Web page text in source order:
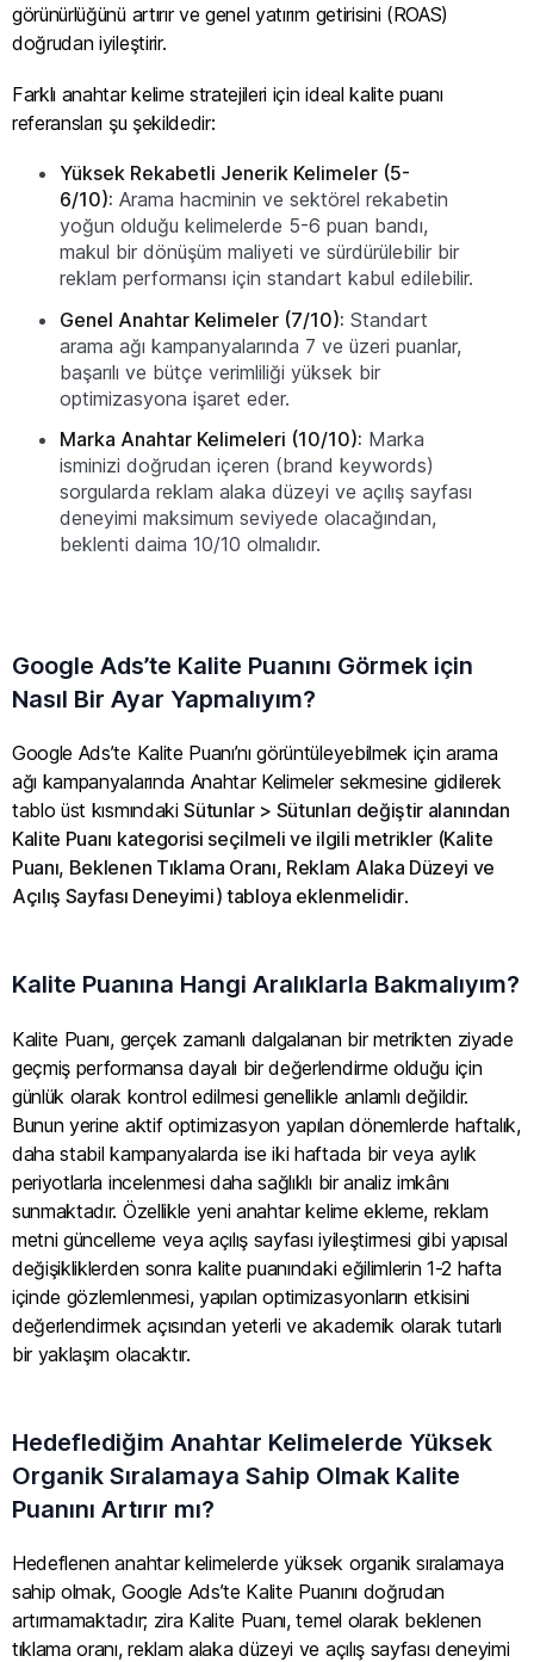
görünürlüğünü artırır ve genel yatırım getirisini (ROAS)
doğrudan iyileştirir.
Farklı anahtar kelime stratejileri için ideal kalite puanı
referansları şu şekildedir:
Yüksek Rekabetli Jenerik Kelimeler (5-
6/10): Arama hacminin ve sektörel rekabetin
yoğun olduğu kelimelerde 5-6 puan bandı,
makul bir dönüşüm maliyeti ve sürdürülebilir bir
reklam performansı için standart kabul edilebilir.
Genel Anahtar Kelimeler (7/10): Standart
arama ağı kampanyalarında 7 ve üzeri puanlar,
başarılı ve bütçe verimliliği yüksek bir
optimizasyona işaret eder.
Marka Anahtar Kelimeleri (10/10): Marka
isminizi doğrudan içeren (brand keywords)
sorgularda reklam alaka düzeyi ve açılış sayfası
deneyimi maksimum seviyede olacağından,
beklenti daima 10/10 olmalıdır.
Google Ads’te Kalite Puanını Görmek için
Nasıl Bir Ayar Yapmalıyım?
Google Ads’te Kalite Puanı’nı görüntüleyebilmek için arama
ağı kampanyalarında Anahtar Kelimeler sekmesine gidilerek
tablo üst kısmındakiSütunlar > Sütunları değiştir alanından
Kalite Puanı kategorisi seçilmeli ve ilgili metrikler (Kalite
Puanı, Beklenen Tıklama Oranı, Reklam Alaka Düzeyi ve
Açılış Sayfası Deneyimi) tabloya eklenmelidir.
Kalite Puanına Hangi Aralıklarla Bakmalıyım?
Kalite Puanı, gerçek zamanlı dalgalanan bir metrikten ziyade
geçmiş performansa dayalı bir değerlendirme olduğu için
günlük olarak kontrol edilmesi genellikle anlamlı değildir.
Bunun yerine aktif optimizasyon yapılan dönemlerde haftalık,
daha stabil kampanyalarda ise iki haftada bir veya aylık
periyotlarla incelenmesi daha sağlıklı bir analiz imkânı
sunmaktadır. Özellikle yeni anahtar kelime ekleme, reklam
metni güncelleme veya açılış sayfası iyileştirmesi gibi yapısal
değişikliklerden sonra kalite puanındaki eğilimlerin 1-2 hafta
içinde gözlemlenmesi, yapılan optimizasyonların etkisini
değerlendirmek açısından yeterli ve akademik olarak tutarlı
bir yaklaşım olacaktır.
Hedeflediğim Anahtar Kelimelerde Yüksek
Organik Sıralamaya Sahip Olmak Kalite
Puanını Artırır mı?
Hedeflenen anahtar kelimelerde yüksek organik sıralamaya
sahip olmak, Google Ads’te Kalite Puanını doğrudan
artırmamaktadır; zira Kalite Puanı, temel olarak beklenen
tıklama oranı, reklam alaka düzeyi ve açılış sayfası deneyimi